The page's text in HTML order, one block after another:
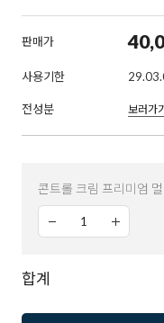
판매가
사용기한
전성분 보러가
콘트롤 크림 프리미엄
합계